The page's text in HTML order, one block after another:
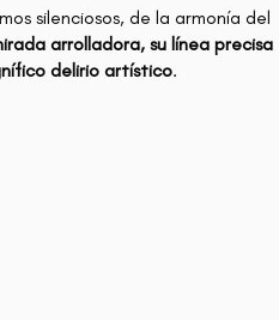
silenciosos, de la armonía del
arrolladora, su línea precisa
delirio artístico.